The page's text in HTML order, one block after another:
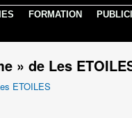
FORMATION
» de Les
ETOILES